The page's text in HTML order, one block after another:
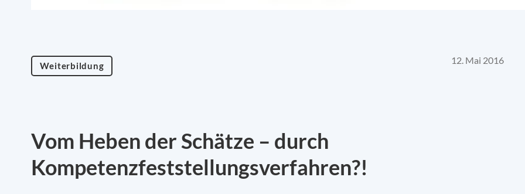
Weiterbildung 12. Mai 2016
Vom Heben der Schätze – durch
Kompetenzfeststellungsverfahren?!